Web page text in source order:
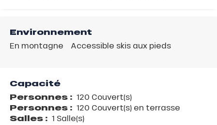
Environnement
En montagne Accessible skis aux pieds
Capacité
Personnes : 120 Couvert(s)
Personnes : 120 Couvert(s) en terrasse
Salles : 1 Salle(s)